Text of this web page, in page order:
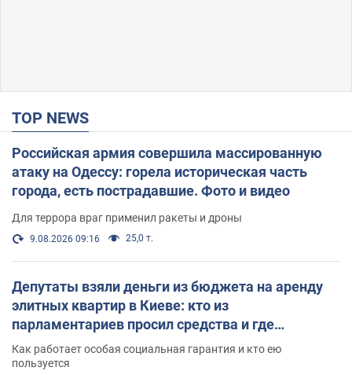
TOP NEWS
Российская армия совершила массированную
атаку на Одессу: горела историческая часть
города, есть пострадавшие. Фото и видео
Для террора враг применил ракеты и дроны
9.08.2026 09:16 25,0 т.
Депутаты взяли деньги из бюджета на аренду
элитных квартир в Киеве: кто из
парламентариев просил средства и где
поселился
Как работает особая социальная гарантия и кто ею
пользуется